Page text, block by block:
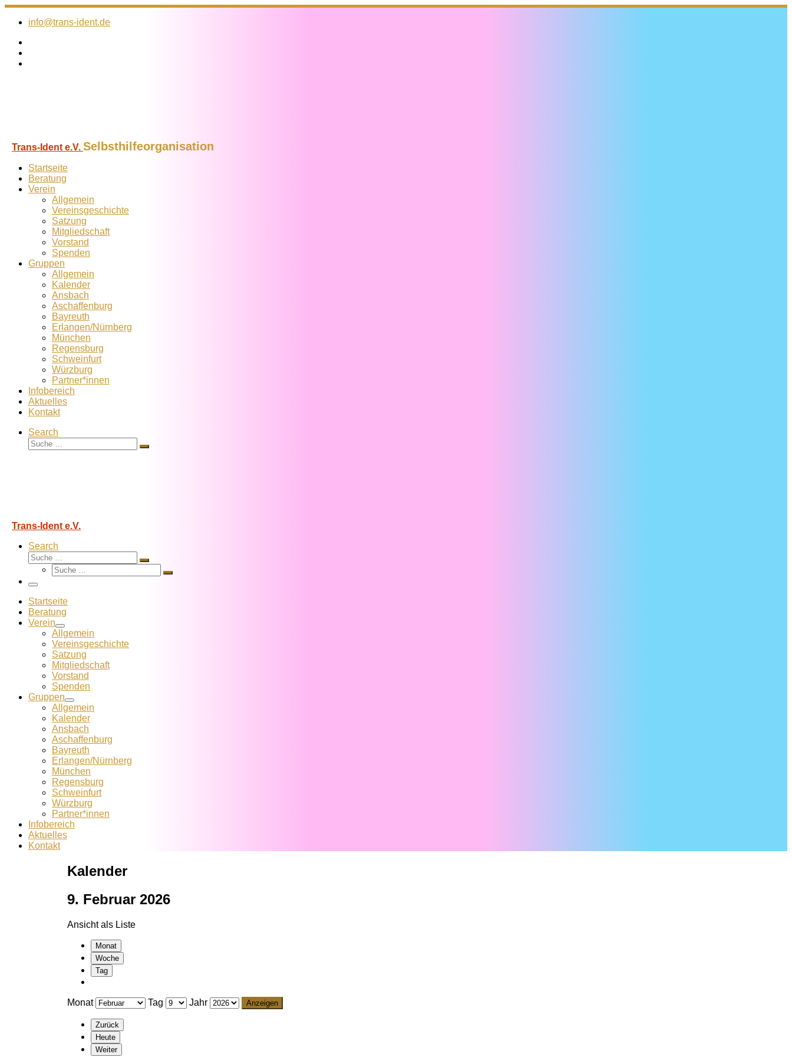
Zum
Inhalt
info@trans-ident.de
Trans-Ident e.V. Selbsthilfeorganisation
Startseite
Beratung
Verein
Allgemein
Vereins­geschichte
Satzung
Mitglied­schaft
Vorstand
Spenden
Gruppen
Allgemein
Kalender
Ansbach
Aschaffenburg
Bayreuth
Erlangen/Nürnberg
München
Regensburg
Schweinfurt
Würzburg
Partner*innen
Infobereich
Aktuelles
Kontakt
Search
Suche
Suche
Trans-Ident e.V.
Search
Suche
Suche
Suche
Suche
Menü
Startseite
Beratung
Verein
Allgemein
Vereins­geschichte
Satzung
Mitglied­schaft
Vorstand
Spenden
Gruppen
Allgemein
Kalender
Ansbach
Aschaffenburg
Bayreuth
Erlangen/Nürnberg
München
Regensburg
Schweinfurt
Würzburg
Partner*innen
Infobereich
Aktuelles
Kontakt
Kalender
9. Februar 2026
Ansicht als Liste
Monat
Woche
Tag
Monat Tag Jahr
Zurück
Heute
Weiter